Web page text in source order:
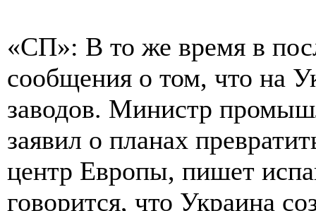
«СП»: В то же время в
сообщения о том, что на
заводов. Министр
заявил о планах
центр Европы, пишет
говорится, что Украина